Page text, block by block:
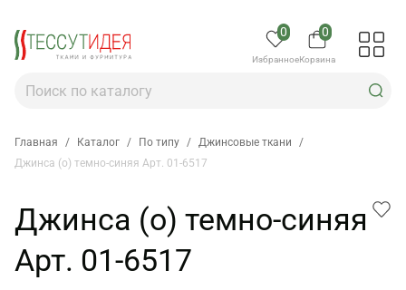
0
Избранное
0
Корзина
Главная / Каталог / По типу / Джинсовые ткани
/
Джинса (о) темно-синяя Арт. 01-6517
Джинса (о) темно-синяя
Арт. 01-6517